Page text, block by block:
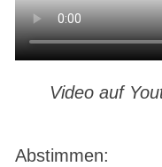
Video auf
Abstimmen: